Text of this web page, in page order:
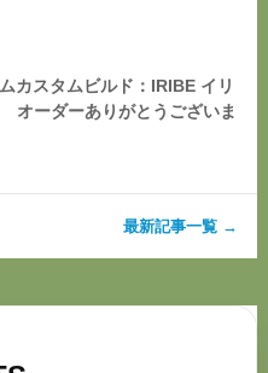
カスタムビルド：IRIBE イリ
オーダーありがとうございま
最新記事一覧 →